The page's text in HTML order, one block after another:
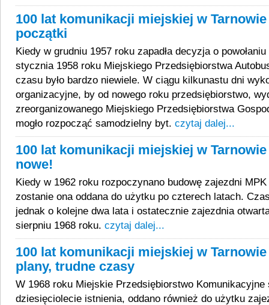
100 lat komunikacji miejskiej w Tarnowie
początki
Kiedy w grudniu 1957 roku zapadła decyzja o
stycznia 1958 roku Miejskiego Przedsiębiorstwa
czasu było bardzo niewiele. W ciągu kilkunastu dni
organizacyjne, by od nowego roku przedsiębiorstwo,
zreorganizowanego Miejskiego Przedsiębiorstwa
mogło rozpocząć samodzielny byt. czytaj dalej...
100 lat komunikacji miejskiej w Tarnowie
nowe!
Kiedy w 1962 roku rozpoczynano budowę zajezdni MPK
zostanie ona oddana do użytku po czterech latach.
jednak o kolejne dwa lata i ostatecznie zajezdnia
sierpniu 1968 roku. czytaj dalej...
100 lat komunikacji miejskiej w
plany, trudne czasy
W 1968 roku Miejskie Przedsiębiorstwo Komunikacyjne
dziesięciolecie istnienia, oddano również do użytku